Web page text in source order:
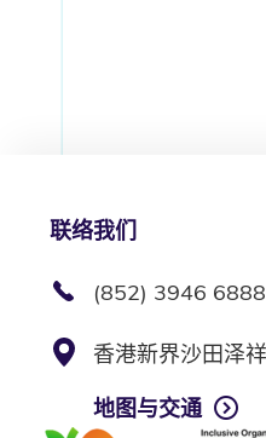
联络我们
(852) 3946 6888
香港新界沙田泽
地图与交通